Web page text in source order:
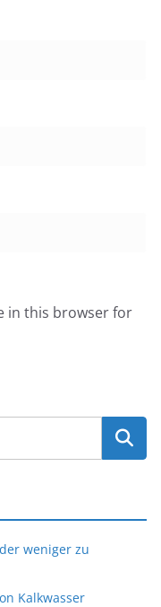
in this browser for
weniger zu
Kalkwasser